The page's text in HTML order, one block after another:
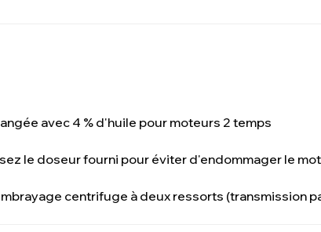
avec 4 % d'huile pour moteurs 2 temps
le doseur fourni pour éviter d'endommager le
centrifuge à deux ressorts (transmission